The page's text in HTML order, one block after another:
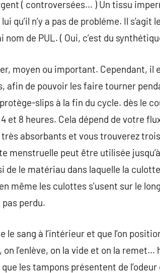
( controversées… ) Un tissu
qu’il n’y a pas de probléme. Il s’agit
de PUL. ( Oui, c’est du
moyen ou important. Cependant, il
afin de pouvoir les faire tourner
slips à la fin du cycle. dès le
8 heures. Cela dépend de votre
absorbants et vous trouverez
peut être utilisée
de le matériau dans laquelle la
même les culottes s’usent sur le
pas perdu.
sang à l’intérieur et que l’on
l’enlève, on la vide et on la remet…
les tampons présentent de